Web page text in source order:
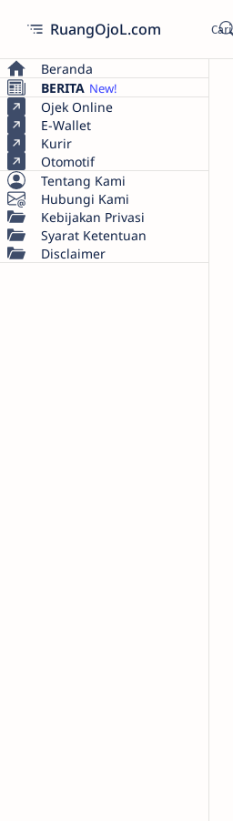
RuangOjoL.com
Beranda
BERITA
Ojek Online
E-Wallet
Kurir
Otomotif
Tentang Kami
Hubungi Kami
Kebijakan Privasi
Syarat Ketentuan
Disclaimer